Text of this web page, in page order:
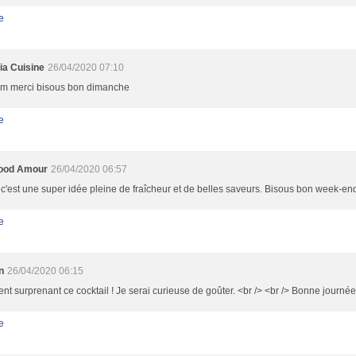
Cuisine 26/04/2020 07:10
merci bisous bon dimanche
Amour 26/04/2020 06:57
une super idée pleine de fraîcheur et de belles saveurs. Bisous bon week-end
26/04/2020 06:15
surprenant ce cocktail ! Je serai curieuse de goûter. <br /> <br /> Bonne